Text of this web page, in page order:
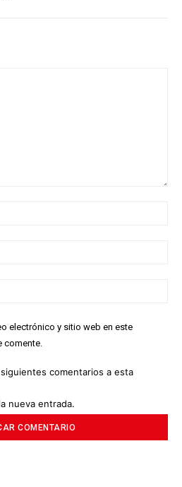
electrónico y sitio web en este
comente.
comentarios a esta
nueva entrada.